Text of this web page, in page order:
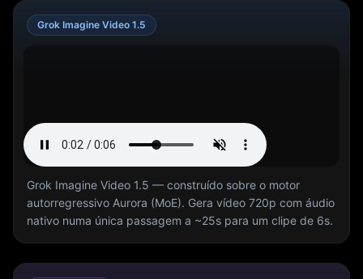
Grok Imagine Video 1.5
Grok Imagine Video 1.5 — construído sobre o motor
autorregressivo Aurora (MoE). Gera vídeo 720p com áudio
nativo numa única passagem a ~25s para um clipe de 6s.